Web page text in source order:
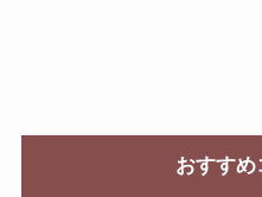
おすすめ